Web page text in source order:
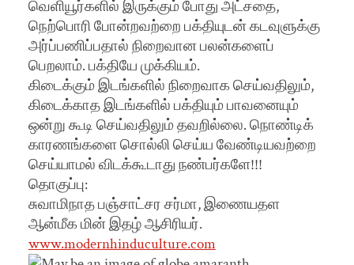
வெளியூர்களில் இருக்கும் போது அட்சதை,
நெற்பொரி போன்றவற்றை பக்தியுடன் கடவுளுக்கு
அர்ப்பணிப்பதால் நிறைவான பலன்களைப்
பெறலாம். பக்தியே முக்கியம்.
கிடைக்கும் இடங்களில் நிறைவாக செய்வதிலும்,
கிடைக்காத இடங்களில் பக்தியும் பாவனையும்
ஒன்று கூடி செய்வதிலும் தவறில்லை. நொண்டிக்
காரணங்களை சொல்லி செய்ய வேண்டியவற்றை
செய்யாமல் விடக்கூடாது நண்பர்களே!!!
தொகுப்பு:
சுவாமிநாத பஞ்சாட்சர சர்மா, இணையதள
ஆன்மீக மின் இதழ் ஆசிரியர்.
www.modernhinduculture.com